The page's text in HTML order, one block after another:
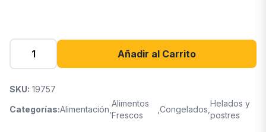
Añadir al Carrito
SKU: 19757
Categorías:Alimentación
Alimentos
Frescos
,Congelados ,
Helados y
postres